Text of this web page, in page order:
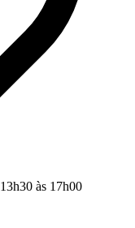
às 17h00